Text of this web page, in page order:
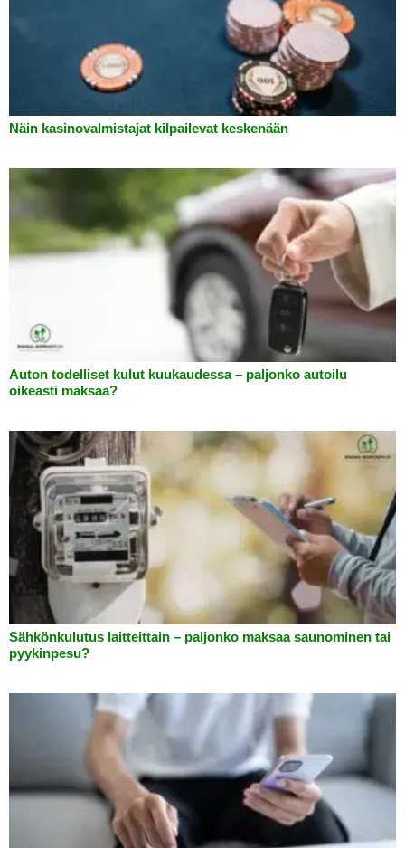
Näin kasinovalmistajat kilpailevat keskenään
Auton todelliset kulut kuukaudessa – paljonko autoilu
oikeasti maksaa?
Sähkönkulutus laitteittain – paljonko maksaa saunominen tai
pyykinpesu?